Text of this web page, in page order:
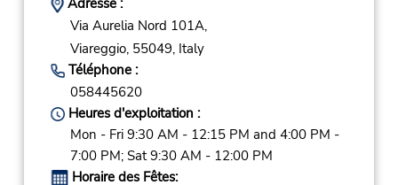
Adresse :
Via Aurelia Nord 101A,
Viareggio, 55049, Italy
Téléphone :
058445620
Heures d'exploitation :
Mon - Fri 9:30 AM - 12:15 PM and 4:00 PM -
7:00 PM; Sat 9:30 AM - 12:00 PM
Horaire des Fêtes: